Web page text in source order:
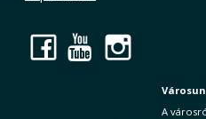
Facebook
A